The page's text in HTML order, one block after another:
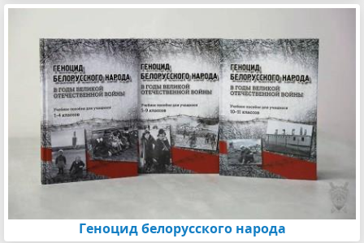
Геноцид белорусского народа